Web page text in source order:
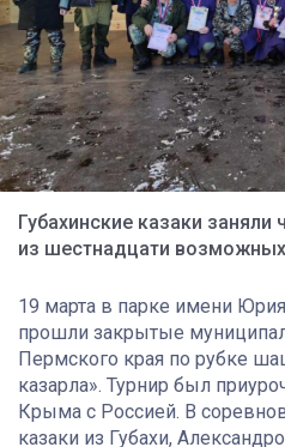
Губахинские казаки
из шестнадцати возможных
19 марта в парке имени
прошли закрытые
Пермского края по рубке
казарла». Турнир был
Крыма с Россией. В
казаки из Губахи,